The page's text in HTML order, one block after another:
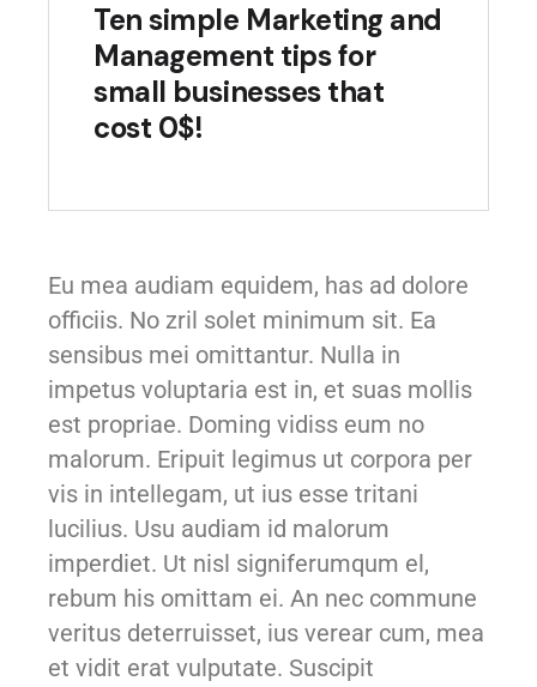
Ten simple Marketing and
Management tips for
small businesses that
cost 0$!
Eu mea audiam equidem, has ad dolore
officiis. No zril solet minimum sit. Ea
sensibus mei omittantur. Nulla in
impetus voluptaria est in, et suas mollis
est propriae. Doming vidiss eum no
malorum. Eripuit legimus ut corpora per
vis in intellegam, ut ius esse tritani
lucilius. Usu audiam id malorum
imperdiet. Ut nisl signiferumqum el,
rebum his omittam ei. An nec commune
veritus deterruisset, ius verear cum, mea
et vidit erat vulputate. Suscipit